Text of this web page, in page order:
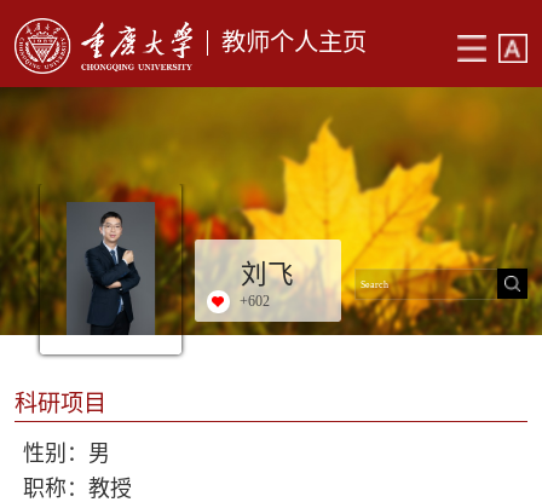
教师个人主页
刘飞
+602
科研项目
性别：男
职称：教授